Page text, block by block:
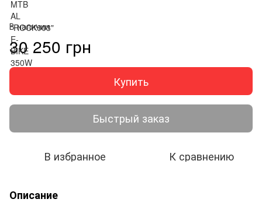
В наличии
30 250 грн
Купить
Быстрый заказ
В избранное К сравнению
Описание